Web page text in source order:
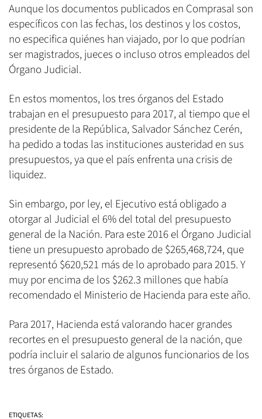
Aunque los documentos publicados en Comprasal son
específicos con las fechas, los destinos y los costos,
no especifica quiénes han viajado, por lo que podrían
ser magistrados, jueces o incluso otros empleados del
Órgano Judicial.
En estos momentos, los tres órganos del Estado
trabajan en el presupuesto para 2017, al tiempo que el
presidente de la República, Salvador Sánchez Cerén,
ha pedido a todas las instituciones austeridad en sus
presupuestos, ya que el país enfrenta una crisis de
liquidez.
Sin embargo, por ley, el Ejecutivo está obligado a
otorgar al Judicial el 6% del total del presupuesto
general de la Nación. Para este 2016 el Órgano Judicial
tiene un presupuesto aprobado de $265,468,724, que
representó $620,521 más de lo aprobado para 2015. Y
muy por encima de los $262.3 millones que había
recomendado el Ministerio de Hacienda para este año.
Para 2017, Hacienda está valorando hacer grandes
recortes en el presupuesto general de la nación, que
podría incluir el salario de algunos funcionarios de los
tres órganos de Estado.
ETIQUETAS: